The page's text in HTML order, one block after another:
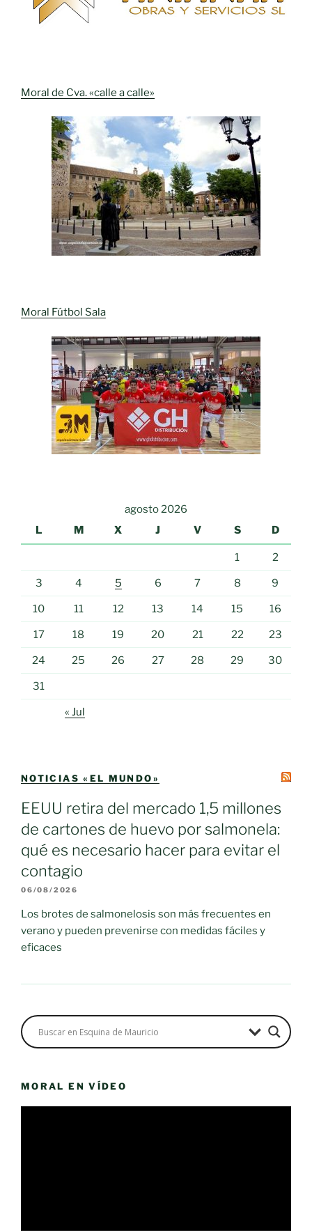
Moral de Cva. «calle a calle»
Moral Fútbol Sala
agosto 2026
L
M X J V S D
1 2
3 4 5 6 7 8 9
10 11 12 13 14 15 16
17 18 19 20 21 22 23
24 25 26 27 28 29 30
31
« Jul
NOTICIAS «EL MUNDO»
EEUU retira del mercado 1,5 millones
de cartones de huevo por salmonela:
qué es necesario hacer para evitar el
contagio
06/08/2026
Los brotes de salmonelosis son más frecuentes en
verano y pueden prevenirse con medidas fáciles y
eficaces
MORAL EN VÍDEO